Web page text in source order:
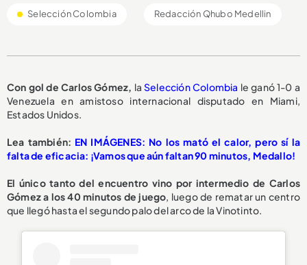
Selección Colombia Redacción Qhubo Medellin
Con gol de Carlos Gómez, la Selección Colombia le ganó 1-0 a
Venezuela en amistoso internacional disputado en Miami,
Estados Unidos.
Lea también: EN IMÁGENES: No los mató el calor, pero sí la
falta de eficacia: ¡Vamos que aún faltan 90 minutos, Medallo!
El único tanto del encuentro vino por intermedio de Carlos
Gómez a los 40 minutos de juego, luego de rematar un centro
que llegó hasta el segundo palo del arco de la Vinotinto.